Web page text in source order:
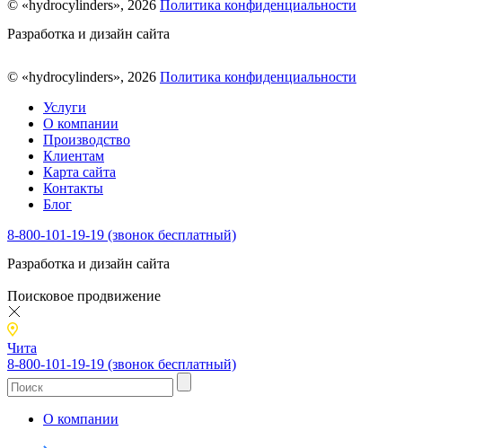
© «hydrocylinders», 2026 Политика конфиденциальности
Разработка и дизайн сайта
© «hydrocylinders», 2026 Политика конфиденциальности
Услуги
О компании
Производство
Клиентам
Карта сайта
Контакты
Блог
8-800-101-19-19 (звонок бесплатный)
Разработка и дизайн сайта
Поисковое продвижение
Чита
8-800-101-19-19 (звонок бесплатный)
О компании